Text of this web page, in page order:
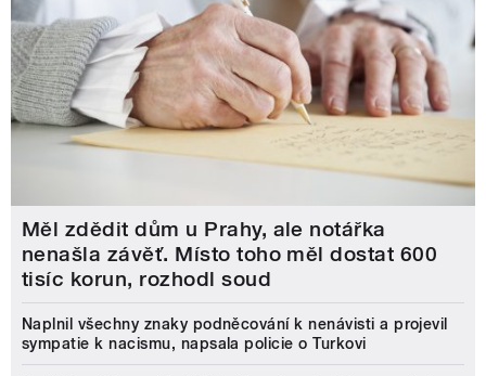
Měl zdědit dům u Prahy, ale notářka
nenašla závěť. Místo toho měl dostat 600
tisíc korun, rozhodl soud
Naplnil všechny znaky podněcování k nenávisti a projevil
sympatie k nacismu, napsala policie o Turkovi